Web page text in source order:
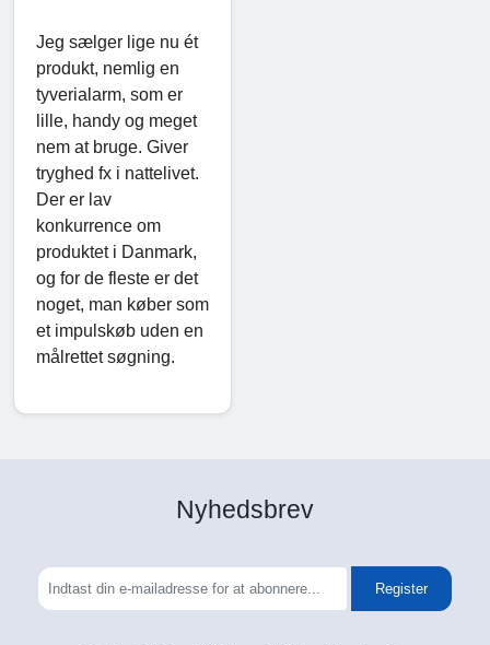
Jeg sælger lige nu ét
produkt, nemlig en
tyverialarm, som er
lille, handy og meget
nem at bruge. Giver
tryghed fx i nattelivet.
Der er lav
konkurrence om
produktet i Danmark,
og for de fleste er det
noget, man køber som
et impulskøb uden en
målrettet søgning.
Nyhedsbrev
Register